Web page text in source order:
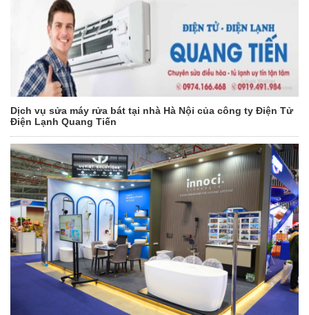
Dịch vụ sửa máy rửa bát tại nhà Hà Nội của công ty Điện Tử
Điện Lạnh Quang Tiến